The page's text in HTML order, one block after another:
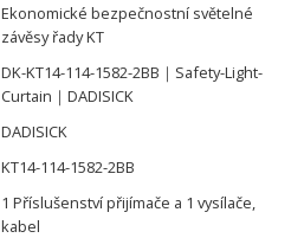
Ekonomické bezpečnostní světelné
závěsy řady KT
DK-KT14-114-1582-2BB｜Safety-Light-
Curtain｜DADISICK
DADISICK
KT14-114-1582-2BB
1 Příslušenství přijímače a 1 vysílače,
kabel